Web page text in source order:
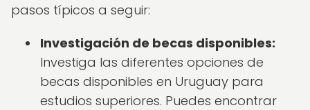
pasos típicos a seguir:
Investigación de becas disponibles:
Investiga las diferentes opciones de
becas disponibles en Uruguay para
estudios superiores. Puedes encontrar